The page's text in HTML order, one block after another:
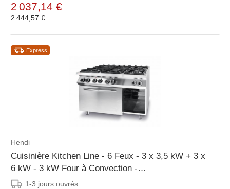
2 037,14 €
2 444,57 €
Express
Hendi
Cuisinière Kitchen Line - 6 Feux - 3 x 3,5 kW + 3 x
6 kW - 3 kW Four à Convection -
800x700x(H)900mm
1-3 jours ouvrés